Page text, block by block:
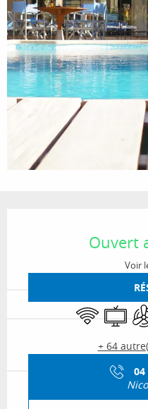
Ouvert
Voir
WiFi
+ 64
04